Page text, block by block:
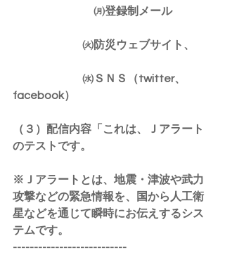
㈪登録制メール
㈫防災ウェブサイト、
㈬ＳＮＳ（twitter、
facebook）
（３）配信内容「これは、Ｊアラート
のテストです。
※Ｊアラートとは、地震・津波や武力
攻撃などの緊急情報を、国から人工衛
星などを通じて瞬時にお伝えするシス
テムです。
---------------------------